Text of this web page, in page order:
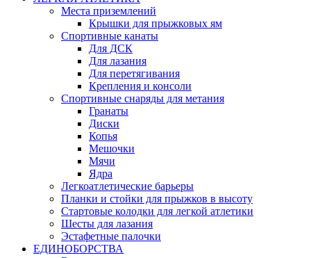
Места приземлений
Крышки для прыжковых ям
Спортивные канаты
Для ДСК
Для лазания
Для перетягивания
Крепления и консоли
Спортивные снаряды для метания
Гранаты
Диски
Копья
Мешочки
Мячи
Ядра
Легкоатлетические барьеры
Планки и стойки для прыжков в высоту
Стартовые колодки для легкой атлетики
Шесты для лазания
Эстафетные палочки
ЕДИНОБОРСТВА